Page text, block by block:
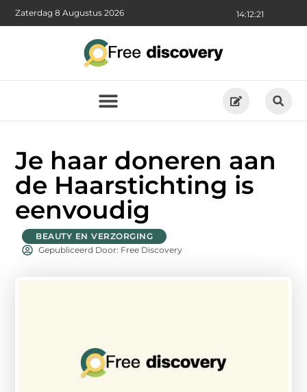
14:12:22
Zaterdag 8 Augustus 2026
Je haar doneren aan
de Haarstichting is
eenvoudig
BEAUTY EN VERZORGING
Gepubliceerd Door: Free Discovery